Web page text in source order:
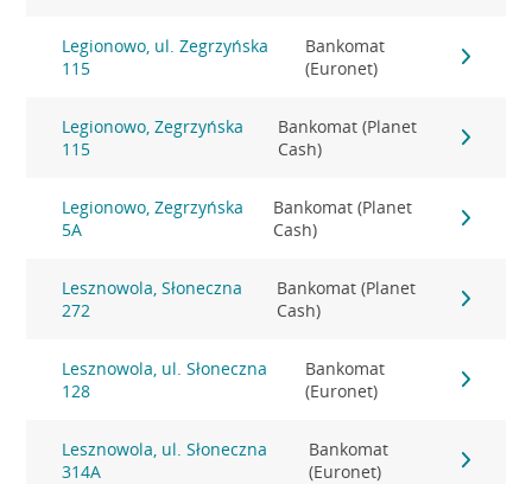
Legionowo, ul. Zegrzyńska
115
Bankomat
(Euronet)
Legionowo, Zegrzyńska
115
Bankomat (Planet
Cash)
Legionowo, Zegrzyńska
5A
Bankomat (Planet
Cash)
Lesznowola, Słoneczna
272
Bankomat (Planet
Cash)
Lesznowola, ul. Słoneczna
128
Bankomat
(Euronet)
Lesznowola, ul. Słoneczna
314A
Bankomat
(Euronet)